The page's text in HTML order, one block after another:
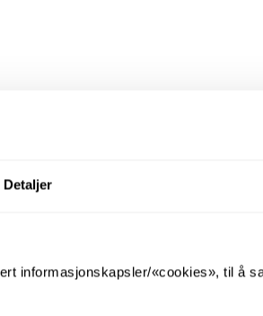
Detaljer
informasjonskapsler/«cookies», til å